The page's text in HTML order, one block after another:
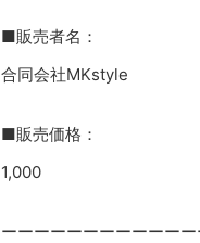
■販売者名：
合同会社MKstyle
■販売価格：
1,000
ーーーーーーーーーーー